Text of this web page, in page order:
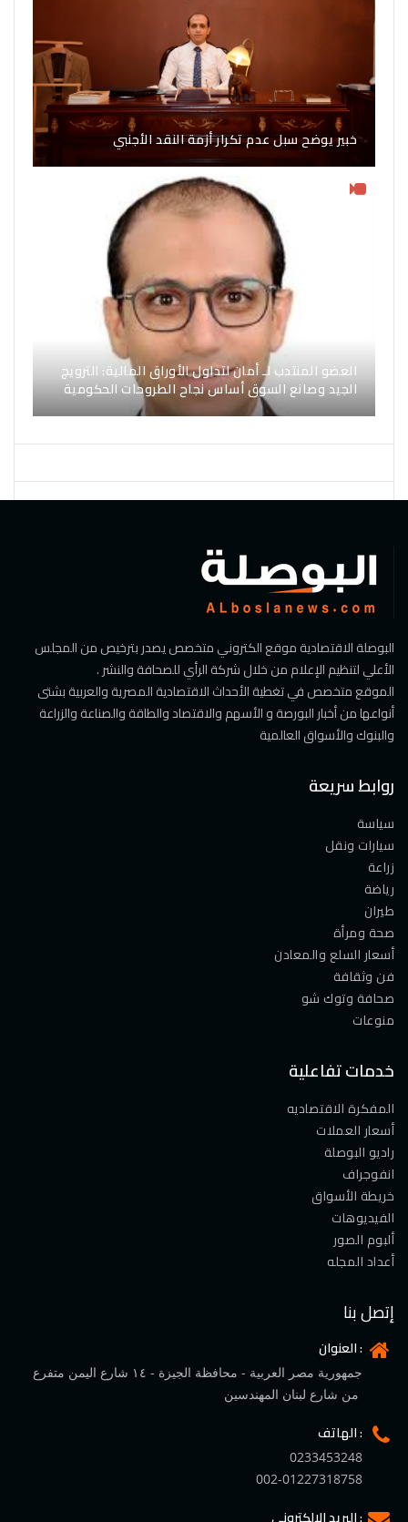
خبير يوضح سبل عدم تكرار أزمة النقد الأجنبي
العضو المنتدب لـ أمان لتداول الأوراق المالية: الترويج
الجيد وصانع السوق أساس نجاح الطروحات الحكومية
البوصلة الاقتصادية موقع الكتروني متخصص يصدر بترخيص من المجلس
الأعلي لتنظيم الإعلام من خلال شركة الرأي للصحافة والنشر .
الموقع متخصص في تغطية الأحداث الاقتصادية المصرية والعربية بشتى
أنواعها من أخبار البورصة و الأسهم والاقتصاد والطاقة والصناعة والزراعة
والبنوك والأسواق العالمية
روابط سريعة
سياسة
سيارات ونقل
زراعة
رياضة
طيران
صحة ومرأة
أسعار السلع والمعادن
فن وثقافة
صحافة وتوك شو
منوعات
خدمات تفاعلية
المفكرة الاقتصاديه
أسعار العملات
راديو البوصلة
انفوجراف
خريطة الأسواق
الفيديوهات
ألبوم الصور
أعداد المجله
إتصل بنا
العنوان :
جمهورية مصر العربية - محافظة الجيزة - ١٤ شارع اليمن متفرع
الهاتف :
0233453248
002-01227318758